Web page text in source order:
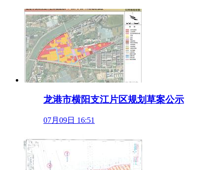
龙港市横阳支江片区规划草案公示
07月09日 16:51